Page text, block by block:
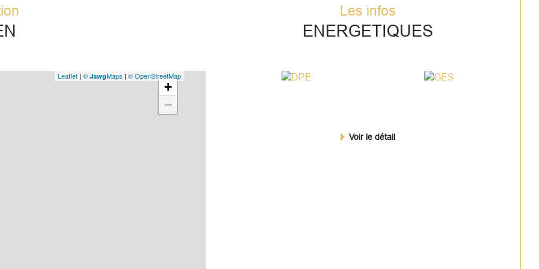
+
−
Leaflet |©JawgMaps |© OpenStreetMap
Les infos
ENERGETIQUES
Voir le détail